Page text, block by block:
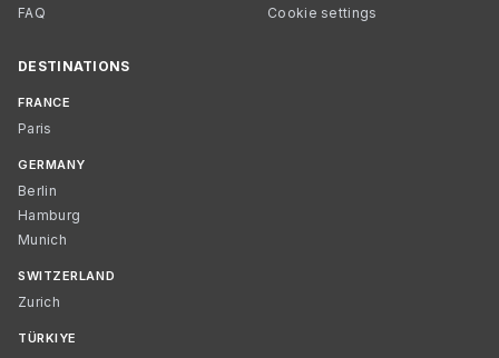
FAQ
Cookie settings
DESTINATIONS
FRANCE
Paris
GERMANY
Berlin
Hamburg
Munich
SWITZERLAND
Zurich
TÜRKIYE